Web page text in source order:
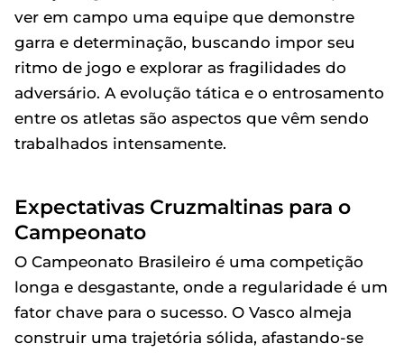
ver em campo uma equipe que demonstre
garra e determinação, buscando impor seu
ritmo de jogo e explorar as fragilidades do
adversário. A evolução tática e o entrosamento
entre os atletas são aspectos que vêm sendo
trabalhados intensamente.
Expectativas Cruzmaltinas para o
Campeonato
O Campeonato Brasileiro é uma competição
longa e desgastante, onde a regularidade é um
fator chave para o sucesso. O Vasco almeja
construir uma trajetória sólida, afastando-se